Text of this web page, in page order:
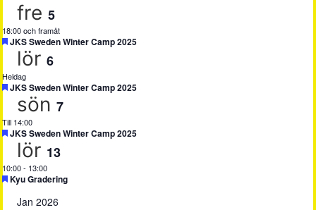
fre 5
18:00 och framåt
Uppmärksammad
JKS Sweden Winter Camp 2025
lör 6
Heldag
Uppmärksammad
JKS Sweden Winter Camp 2025
sön 7
Till 14:00
Uppmärksammad
JKS Sweden Winter Camp 2025
lör 13
10:00- 13:00
Uppmärksammad
Kyu Gradering
Jan 2026